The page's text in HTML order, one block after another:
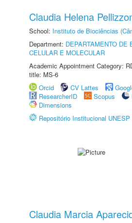
Claudia Helena
School: Instituto de Biociências
Department: DEPARTAMENTO DE
CELULAR E MOLECULAR
Academic Appointment Category:
title: MS-6
Orcid
CV Lattes
ResearcherID
Scopus
Dimensions
Repositório Institucional UNESP
Claudia Marcia